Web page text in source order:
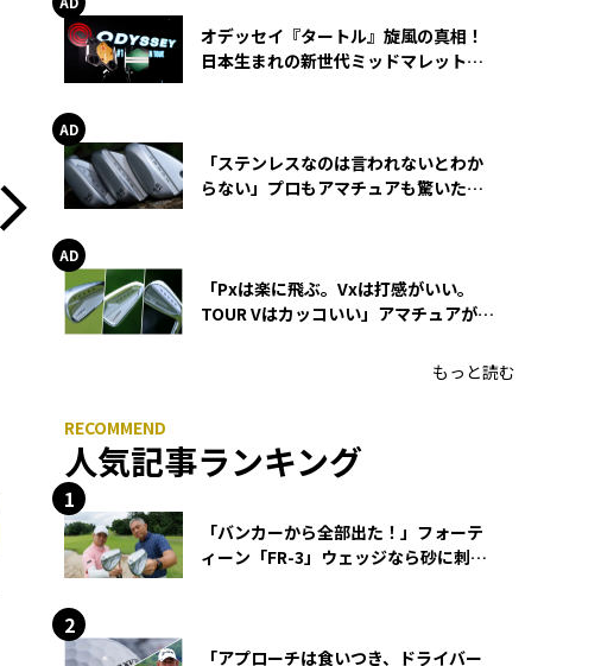
オデッセイ『タートル』旋風の真相！
日本生まれの新世代ミッドマレットが
「ステンレスなのは言われないとわか
らない」プロもアマチュアも驚いた
「Pxは楽に飛ぶ。Vxは打感がいい。
TOUR Vはカッコいい」アマチュアが選
もっと読む
人気記事ランキング
「バンカーから全部出た！」フォーテ
ィーン「FR-3」ウェッジなら砂に刺さ
「アプローチは食いつき、ドライバー